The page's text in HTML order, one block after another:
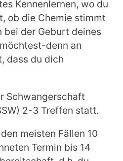
Kennenlernen, wo du
ob die Chemie stimmt
bei der Geburt deines
denn an
dass du dich
Schwangerschaft
2-3 Treffen statt.
meisten Fällen 10
Termin bis 14